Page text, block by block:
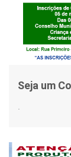
Seja um